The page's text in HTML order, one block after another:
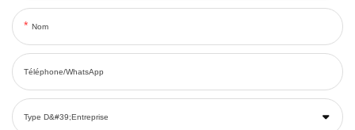
Nom
Téléphone/WhatsApp
Type D&#39;entreprise